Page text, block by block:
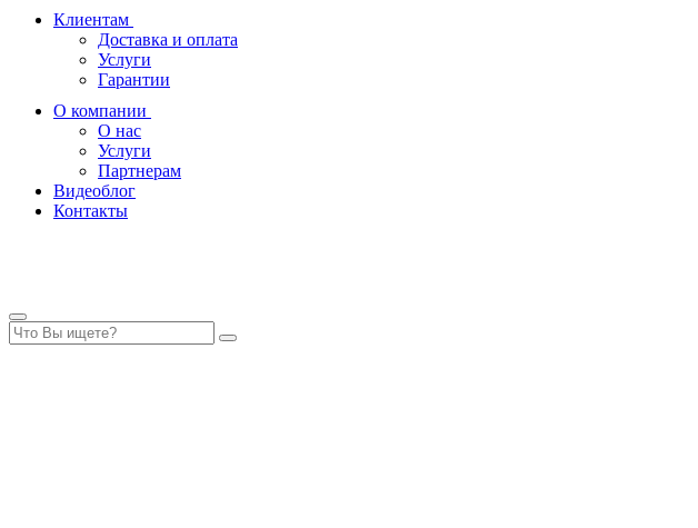
Клиентам
Доставка и оплата
Услуги
Гарантии
О компании
О нас
Услуги
Партнерам
Видеоблог
Контакты